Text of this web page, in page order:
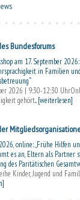
Bundesforums
am 17. September
in Familien und
2026 | 9:30-12:30
gehört...[weiterlesen]
online: „Frühe Hilfen
es an, Eltern als Partner
des Paritätischen
Kinder, Jugend und